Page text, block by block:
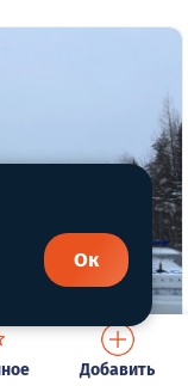
Добавить
Ок